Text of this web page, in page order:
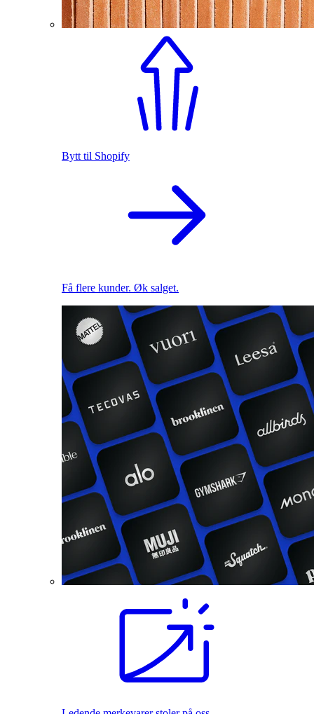
Bytt til Shopify
Få flere kunder. Øk salget.